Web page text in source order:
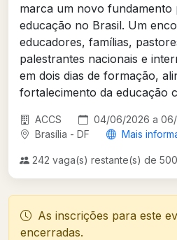
marca um novo fundamento
educação no Brasil. Um
educadores, famílias,
palestrantes nacionais e
em dois dias de formação,
fortalecimento da educação
ACCS
04/06/2026 a
Brasília - DF
Mais
242 vaga(s) restante(s) de 500
As inscrições para este
encerradas.